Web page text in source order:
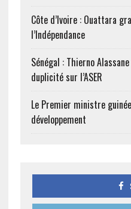
Côte d’Ivoire : Ouattara
l’Indépendance
Sénégal : Thierno
duplicité sur l’ASER
Le Premier ministre
développement